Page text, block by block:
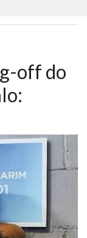
off do